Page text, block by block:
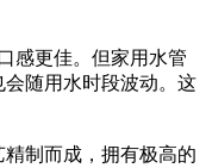
感更佳。但家用水管
随用水时段波动。这
制而成，拥有极高的